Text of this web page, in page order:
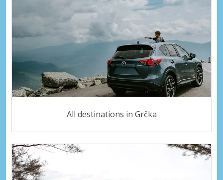
All destinations in Grčka